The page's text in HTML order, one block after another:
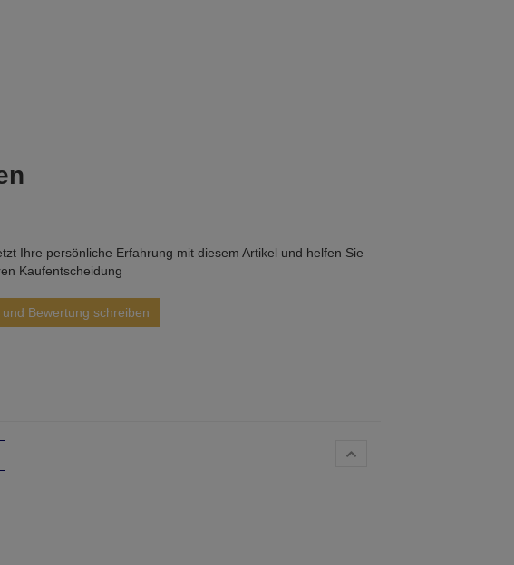
Ihre persönliche Erfahrung mit diesem Artikel und helfen Sie
Kaufentscheidung
Bewertung schreiben